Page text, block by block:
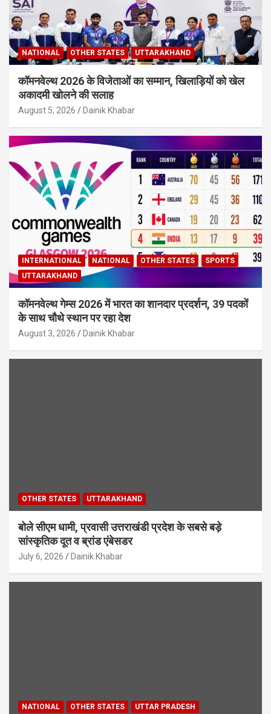
NATIONAL OTHER STATES UTTARAKHAND
कॉमनवेल्थ 2026 के विजेताओं का सम्मान, खिलाड़ियों को खेल
अकादमी खोलने की सलाह
August 5, 2026 Dainik Khabar
INTERNATIONAL NATIONAL OTHER STATES
SPORTS
UTTARAKHAND
कॉमनवेल्थ गेम्स 2026 में भारत का शानदार प्रदर्शन, 39 पदकों
के साथ चौथे स्थान पर रहा देश
August 3, 2026 Dainik Khabar
OTHER STATES UTTARAKHAND
बोले सीएम धामी, प्रवासी उत्तराखंडी प्रदेश के सबसे बड़े
सांस्कृतिक दूत व ब्रांड एंबेसडर
July 6, 2026 Dainik Khabar
NATIONAL OTHER STATES
UTTAR PRADESH